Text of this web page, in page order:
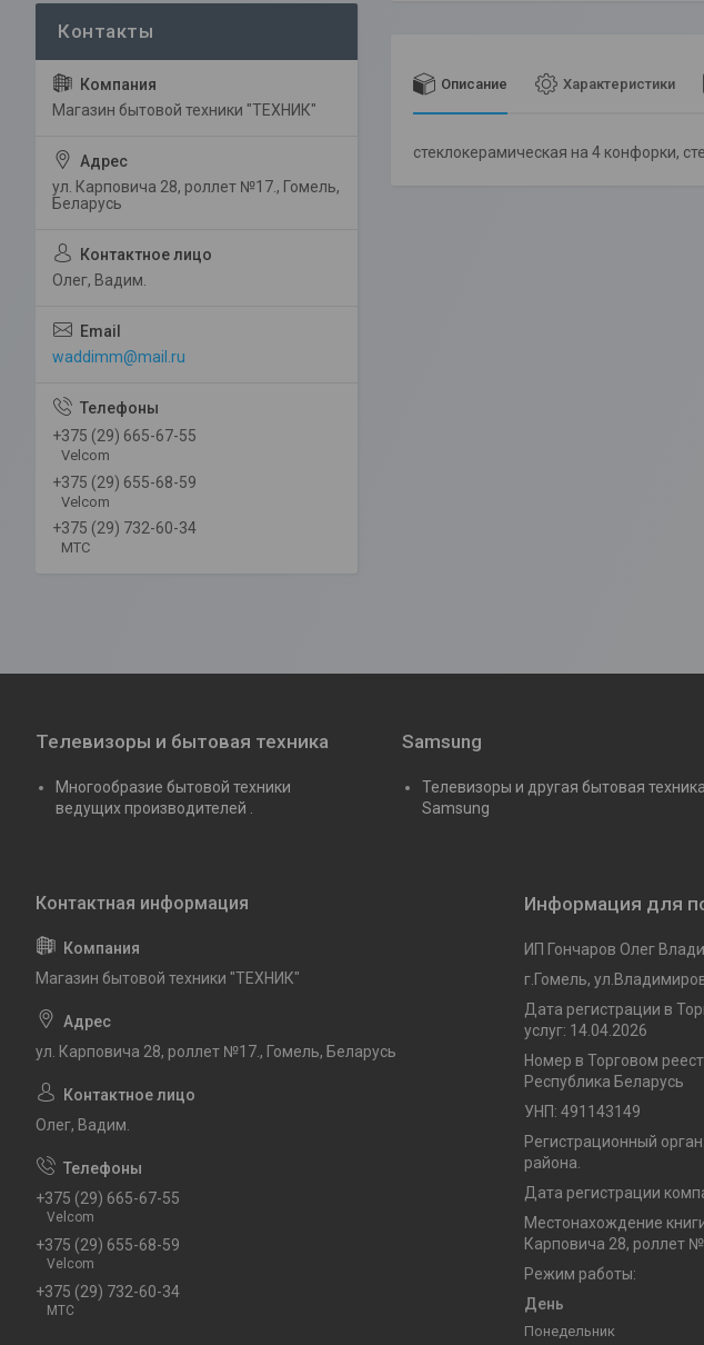
Описание Характеристики
стеклокерамическая на 4 конфорки,
Магазин бытовой техники "ТЕХНИК"
ул. Карповича 28, роллет №17., Гомель,
Беларусь
Олег, Вадим.
waddimm@mail.ru
+375 (29) 665-67-55
Velcom
+375 (29) 655-68-59
Velcom
+375 (29) 732-60-34
MTC
Телевизоры и бытовая техника
Многообразие бытовой техники
ведущих производителей .
Samsung
Телевизоры и другая бытовая техника
Samsung
Магазин бытовой техники "ТЕХНИК"
ул. Карповича 28, роллет №17., Гомель, Беларусь
Олег, Вадим.
+375 (29) 665-67-55
Velcom
+375 (29) 655-68-59
Velcom
+375 (29) 732-60-34
MTC
Информация для
ИП Гончаров Олег
г.Гомель,
Дата регистрации в
услуг: 14.04.2026
Номер в Торговом
Республика Беларусь
УНП: 491143149
Регистрационный
района.
Дата регистрации
Местонахождение
Карповича 28, роллет
Режим работы:
День
Понедельник